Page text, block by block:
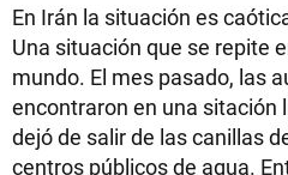
En Irán la situación es
Una situación que se repite
mundo. El mes pasado, las
encontraron en una sitación
dejó de salir de las canillas
centros públicos de agua.